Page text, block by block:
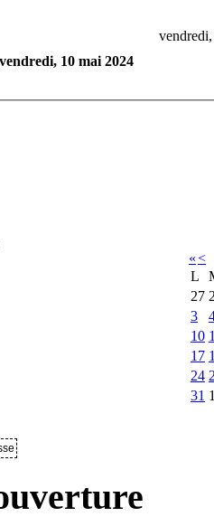
vendredi, 10 mai 2024
«<
L
27
3
10
17
24
31
..